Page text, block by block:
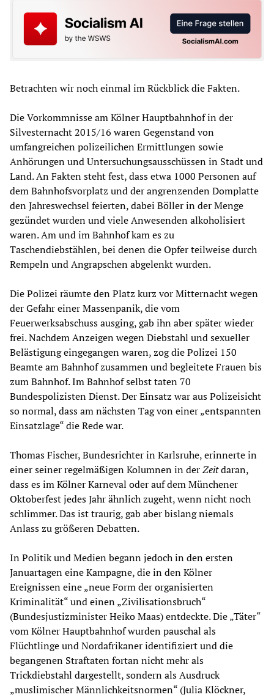
Betrachten wir noch einmal im Rückblick die Fakten.
Die Vorkommnisse am Kölner Hauptbahnhof in der
Silvesternacht 2015/16 waren Gegenstand von
umfangreichen polizeilichen Ermittlungen sowie
Anhörungen und Untersuchungsausschüssen in Stadt und
Land. An Fakten steht fest, dass etwa 1000 Personen auf
dem Bahnhofsvorplatz und der angrenzenden Domplatte
den Jahreswechsel feierten, dabei Böller in der Menge
gezündet wurden und viele Anwesenden alkoholisiert
waren. Am und im Bahnhof kam es zu
Taschendiebstählen, bei denen die Opfer teilweise durch
Rempeln und Angrapschen abgelenkt wurden.
Die Polizei räumte den Platz kurz vor Mitternacht wegen
der Gefahr einer Massenpanik, die vom
Feuerwerksabschuss ausging, gab ihn aber später wieder
frei. Nachdem Anzeigen wegen Diebstahl und sexueller
Belästigung eingegangen waren, zog die Polizei 150
Beamte am Bahnhof zusammen und begleitete Frauen bis
zum Bahnhof. Im Bahnhof selbst taten 70
Bundespolizisten Dienst. Der Einsatz war aus Polizeisicht
so normal, dass am nächsten Tag von einer „entspannten
Einsatzlage“ die Rede war.
Thomas Fischer, Bundesrichter in Karlsruhe, erinnerte in
einer seiner regelmäßigen Kolumnen in derZeitdaran,
dass es im Kölner Karneval oder auf dem Münchener
Oktoberfest jedes Jahr ähnlich zugeht, wenn nicht noch
schlimmer. Das ist traurig, gab aber bislang niemals
Anlass zu größeren Debatten.
In Politik und Medien begann jedoch in den ersten
Januartagen eine Kampagne, die in den Kölner
Ereignissen eine „neue Form der organisierten
Kriminalität“ und einen „Zivilisationsbruch“
(Bundesjustizminister Heiko Maas) entdeckte. Die „Täter“
vom Kölner Hauptbahnhof wurden pauschal als
Flüchtlinge und Nordafrikaner identifiziert und die
begangenen Straftaten fortan nicht mehr als
Trickdiebstahl dargestellt, sondern als Ausdruck
„muslimischer Männlichkeitsnormen“ (Julia Klöckner,